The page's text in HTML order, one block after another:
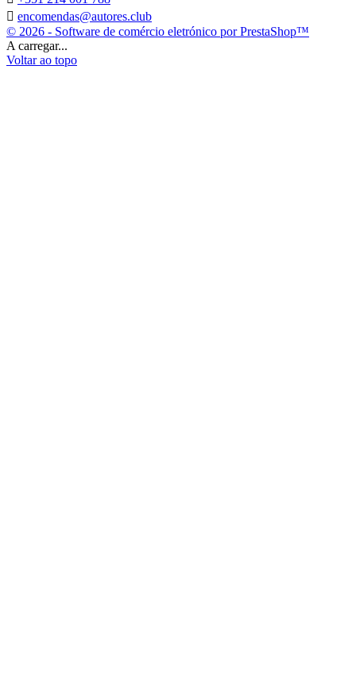
 encomendas@autores.club
© 2026 - Software de comércio eletrónico por PrestaShop™
A carregar...
Voltar ao topo